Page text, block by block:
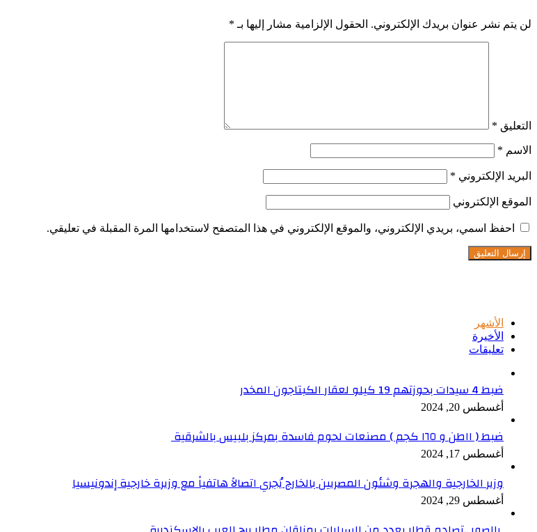
لن يتم نشر عنوان بريدك الإلكتروني. الحقول الإلزامية مشار إليها بـ *
التعليق *
الاسم *
البريد الإلكتروني *
الموقع الإلكتروني
احفظ اسمي، بريدي الإلكتروني، والموقع الإلكتروني في هذا المتصفح لاستخدامها المرة المقبلة في تعليقي.
الأشهر
الأخيرة
تعليقات
ضبط 4 سيدات بحوزتهم 19 كيلو لعقار الكبتاجون المخدر
أغسطس 20, 2024
ضبط ( ١١طن و ١٦٥ كجم ) مصنعات لحوم فاسدة بمركز بلبيس بالشرقية
أغسطس 17, 2024
وزير الخارجية والهجرة وشئون المصريين بالخارج يُجري اتصالاً هاتفياً مع وزيرة خارجية إندونيسيا
أغسطس 29, 2024